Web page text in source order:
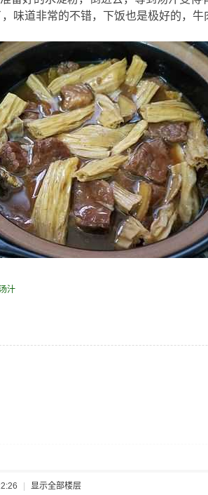
味道非常的不错，下饭也是极好的，
汁
显示全部楼层